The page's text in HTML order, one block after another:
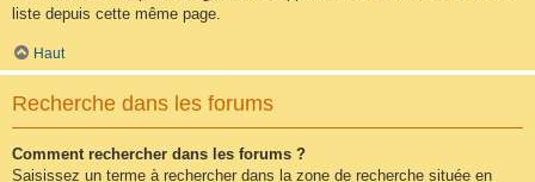
liste depuis cette même page.
Haut
Recherche dans les forums
Comment rechercher dans les forums ?
Saisissez un terme à rechercher dans la zone de recherche située en